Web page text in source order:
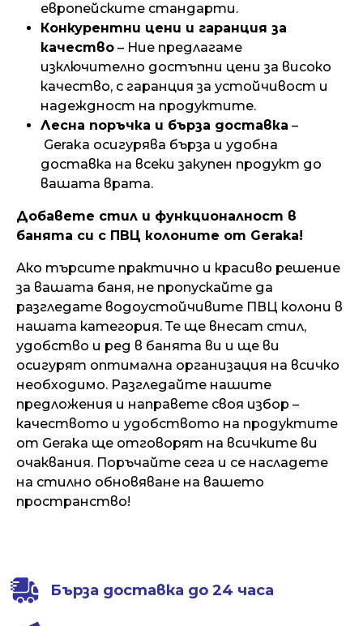
европейските стандарти.
Конкурентни цени и гаранция за
качество – Ние предлагаме
изключително достъпни цени за високо
качество, с гаранция за устойчивост и
надеждност на продуктите.
Лесна поръчка и бърза доставка –
Geraka осигурява бърза и удобна
доставка на всеки закупен продукт до
вашата врата.
Добавете стил и функционалност в
банята си с ПВЦ колоните от Geraka!
Ако търсите практично и красиво решение
за вашата баня, не пропускайте да
разгледате водоустойчивите ПВЦ колони в
нашата категория. Те ще внесат стил,
удобство и ред в банята ви и ще ви
осигурят оптимална организация на всичко
необходимо. Разгледайте нашите
предложения и направете своя избор –
качеството и удобството на продуктите
от Geraka ще отговорят на всичките ви
очаквания. Поръчайте сега и се насладете
на стилно обновяване на вашето
пространство!
Бърза доставка до 24 часа